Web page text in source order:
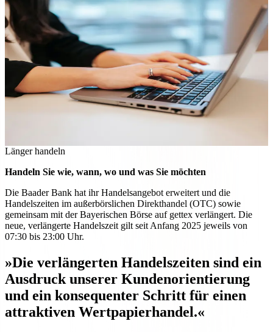
Länger handeln
Handeln Sie wie, wann, wo und was Sie möchten
Die Baader Bank hat ihr Handelsangebot erweitert und die
Handelszeiten im außerbörslichen Direkthandel (OTC) sowie
gemeinsam mit der Bayerischen Börse auf gettex verlängert. Die
neue, verlängerte Handelszeit gilt seit Anfang 2025 jeweils von
07:30 bis 23:00 Uhr.
»Die verlängerten Handelszeiten sind ein
Ausdruck unserer Kundenorientierung
und ein konsequenter Schritt für einen
attraktiven Wertpapierhandel.«